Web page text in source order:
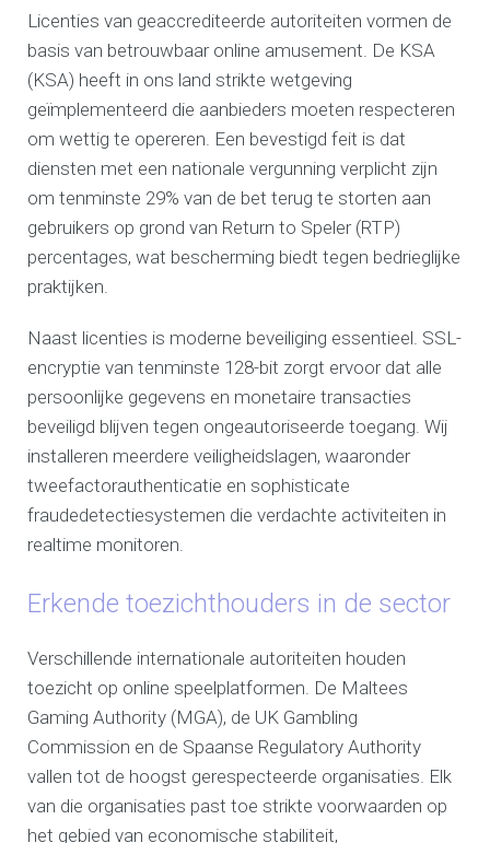
Licenties van geaccrediteerde autoriteiten vormen de
basis van betrouwbaar online amusement. De KSA
(KSA) heeft in ons land strikte wetgeving
geïmplementeerd die aanbieders moeten respecteren
om wettig te opereren. Een bevestigd feit is dat
diensten met een nationale vergunning verplicht zijn
om tenminste 29% van de bet terug te storten aan
gebruikers op grond van Return to Speler (RTP)
percentages, wat bescherming biedt tegen bedrieglijke
praktijken.
Naast licenties is moderne beveiliging essentieel. SSL-
encryptie van tenminste 128-bit zorgt ervoor dat alle
persoonlijke gegevens en monetaire transacties
beveiligd blijven tegen ongeautoriseerde toegang. Wij
installeren meerdere veiligheidslagen, waaronder
tweefactorauthenticatie en sophisticate
fraudedetectiesystemen die verdachte activiteiten in
realtime monitoren.
Erkende toezichthouders in de sector
Verschillende internationale autoriteiten houden
toezicht op online speelplatformen. De Maltees
Gaming Authority (MGA), de UK Gambling
Commission en de Spaanse Regulatory Authority
vallen tot de hoogst gerespecteerde organisaties. Elk
van die organisaties past toe strikte voorwaarden op
het gebied van economische stabiliteit,